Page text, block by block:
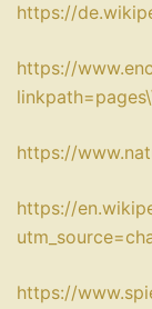
https://
https://
https://
https://
https://